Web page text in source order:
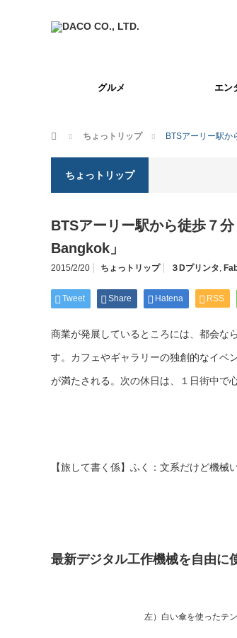
グルメ エン
ホーム ちょっトリップ BTSアーリー駅
ちょっトリップ
BTSアーリー駅から徒歩７
Bangkok」
2015/2/20 ちょっトリップ ３Dプリンタ,
Tweet Share Hatena RSS
商業が発展しているところには、都会な
す。カフェやギャラリーの独創的なイベ
が満たされる。 次の休日は、１日街中で
【旅して書く係】ふく：文系だけど機械
最新デジタル工作機械を自由に
左）白い傘を使った